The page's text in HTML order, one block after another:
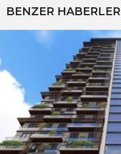
BENZER HABERLER